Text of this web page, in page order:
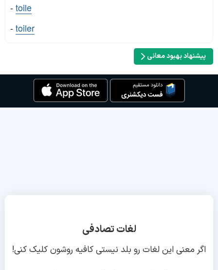
-toile
-toiler
پیشنهاد بهبود معانی
لغات تصادفی
اگر معنی این لغات رو بلد نیستی کافیه روشون کلیک کنی!